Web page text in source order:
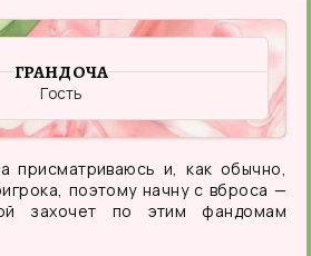
ГРАНДОЧА
Гость
присматриваюсь и, как обычно,
поэтому начну с вброса —
захочет по этим фандомам